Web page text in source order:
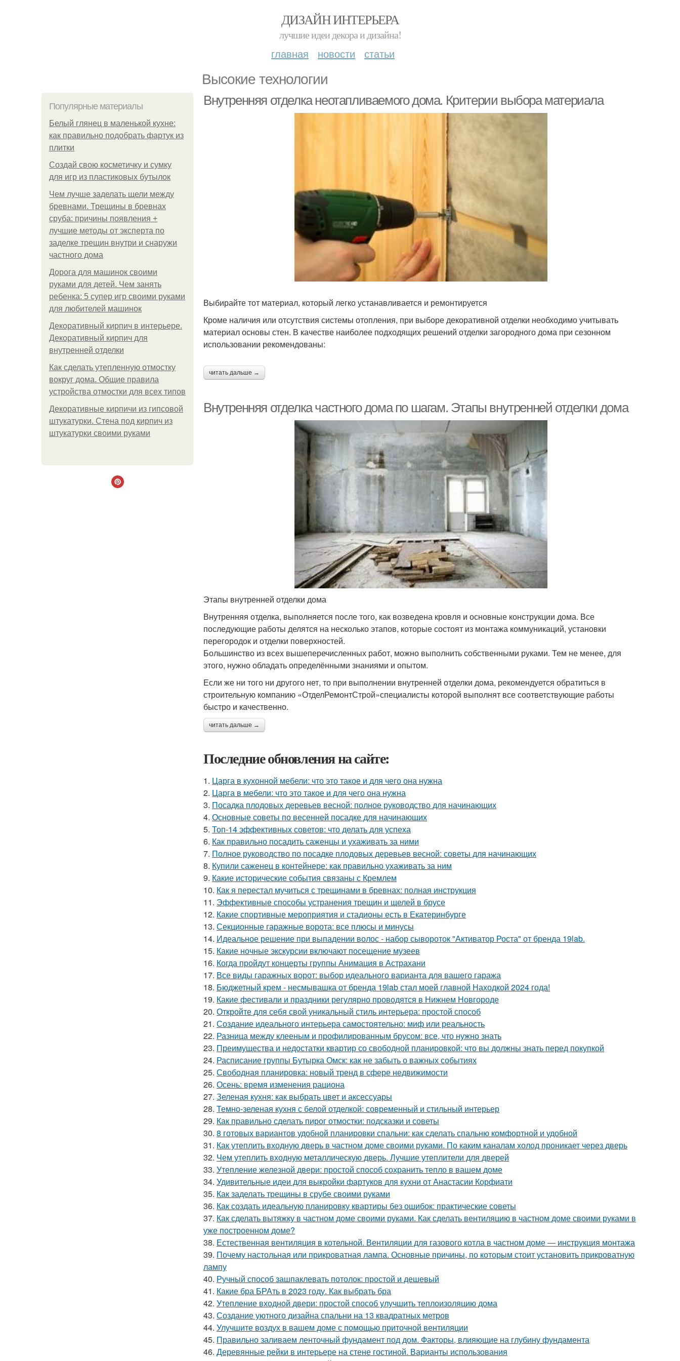
ДИЗАЙН ИНТЕРЬЕРА
лучшие идеи декора и дизайна!
главная новости статьи
Высокие технологии
Популярные материалы
Белый глянец в маленькой кухне:
как правильно подобрать фартук из
плитки
Создай свою косметичку и сумку
для игр из пластиковых бутылок
Чем лучше заделать щели между
бревнами. Трещины в бревнах
сруба: причины появления +
лучшие методы от эксперта по
заделке трещин внутри и снаружи
частного дома
Дорога для машинок своими
руками для детей. Чем занять
ребенка: 5 супер игр своими руками
для любителей машинок
Декоративный кирпич в интерьере.
Декоративный кирпич для
внутренней отделки
Как сделать утепленную отмостку
вокруг дома. Общие правила
устройства отмостки для всех типов
Декоративные кирпичи из гипсовой
штукатурки. Стена под кирпич из
штукатурки своими руками
Внутренняя отделка неотапливаемого дома. Критерии выбора материала
Выбирайте тот материал, который легко устанавливается и ремонтируется
Кроме наличия или отсутствия системы отопления, при выборе декоративной отделки необходимо учитывать
материал основы стен. В качестве наиболее подходящих решений отделки загородного дома при сезонном
использовании рекомендованы:
читать дальше →
Внутренняя отделка частного дома по шагам. Этапы внутренней отделки дома
Этапы внутренней отделки дома
Внутренняя отделка, выполняется после того, как возведена кровля и основные конструкции дома. Все
последующие работы делятся на несколько этапов, которые состоят из монтажа коммуникаций, установки
перегородок и отделки поверхностей.
Большинство из всех вышеперечисленных работ, можно выполнить собственными руками. Тем не менее, для
этого, нужно обладать определёнными знаниями и опытом.
Если же ни того ни другого нет, то при выполнении внутренней отделки дома, рекомендуется обратиться в
строительную компанию «ОтделРемонтСтрой»специалисты которой выполнят все соответствующие работы
быстро и качественно.
читать дальше →
Последние обновления на сайте:
1. Царга в кухонной мебели: что это такое и для чего она нужна
2. Царга в мебели: что это такое и для чего она нужна
3. Посадка плодовых деревьев весной: полное руководство для начинающих
4. Основные советы по весенней посадке для начинающих
5. Топ-14 эффективных советов: что делать для успеха
6. Как правильно посадить саженцы и ухаживать за ними
7. Полное руководство по посадке плодовых деревьев весной: советы для начинающих
8. Купили саженец в контейнере: как правильно ухаживать за ним
9. Какие исторические события связаны с Кремлем
10. Как я перестал мучиться с трещинами в бревнах: полная инструкция
11. Эффективные способы устранения трещин и щелей в брусе
12. Какие спортивные мероприятия и стадионы есть в Екатеринбурге
13. Секционные гаражные ворота: все плюсы и минусы
14. Идеальное решение при выпадении волос - набор сывороток "Активатор Роста" от бренда 19lab.
15. Какие ночные экскурсии включают посещение музеев
16. Когда пройдут концерты группы Анимация в Астрахани
17. Все виды гаражных ворот: выбор идеального варианта для вашего гаража
18. Бюджетный крем - несмывашка от бренда 19lab стал моей главной Находкой 2024 года!
19. Какие фестивали и праздники регулярно проводятся в Нижнем Новгороде
20. Откройте для себя свой уникальный стиль интерьера: простой способ
21. Создание идеального интерьера самостоятельно: миф или реальность
22. Разница между клееным и профилированным брусом: все, что нужно знать
23. Преимущества и недостатки квартир со свободной планировкой: что вы должны знать перед покупкой
24. Расписание группы Бутырка Омск: как не забыть о важных событиях
25. Свободная планировка: новый тренд в сфере недвижимости
26. Осень: время изменения рациона
27. Зеленая кухня: как выбрать цвет и аксессуары
28. Темно-зеленая кухня с белой отделкой: современный и стильный интерьер
29. Как правильно сделать пирог отмостки: подсказки и советы
30. 8 готовых вариантов удобной планировки спальни: как сделать спальню комфортной и удобной
31. Как утеплить входную дверь в частном доме своими руками. По каким каналам холод проникает через дверь
32. Чем утеплить входную металлическую дверь. Лучшие утеплители для дверей
33. Утепление железной двери: простой способ сохранить тепло в вашем доме
34. Удивительные идеи для выкройки фартуков для кухни от Анастасии Корфиати
35. Как заделать трещины в срубе своими руками
36. Как создать идеальную планировку квартиры без ошибок: практические советы
37. Как сделать вытяжку в частном доме своими руками. Как сделать вентиляцию в частном доме своими руками в
уже построенном доме?
38. Естественная вентиляция в котельной. Вентиляции для газового котла в частном доме — инструкция монтажа
39. Почему настольная или прикроватная лампа. Основные причины, по которым стоит установить прикроватную
лампу
40. Ручный способ зашпаклевать потолок: простой и дешевый
41. Какие бра БРАть в 2023 году. Как выбрать бра
42. Утепление входной двери: простой способ улучшить теплоизоляцию дома
43. Создание уютного дизайна спальни на 13 квадратных метров
44. Улучшите воздух в вашем доме с помощью приточной вентиляции
45. Правильно заливаем ленточный фундамент под дом. Факторы, влияющие на глубину фундамента
46. Деревянные рейки в интерьере на стене гостиной. Варианты использования